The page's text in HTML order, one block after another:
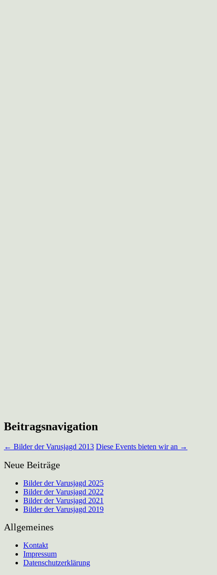
Beitragsnavigation
← Bilder der Varusjagd 2013 Diese Events bieten wir an →
Neue Beiträge
Bilder der Varusjagd 2025
Bilder der Varusjagd 2022
Bilder der Varusjagd 2021
Bilder der Varusjagd 2019
Allgemeines
Kontakt
Impressum
Datenschutzerklärung